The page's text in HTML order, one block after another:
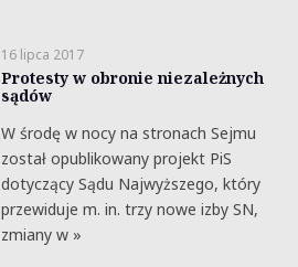
16 lipca 2017
Protesty w obronie niezależnych
sądów
W środę w nocy na stronach Sejmu
został opublikowany projekt PiS
dotyczący Sądu Najwyższego, który
przewiduje m. in. trzy nowe izby SN,
zmiany w »